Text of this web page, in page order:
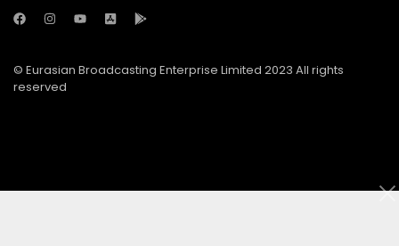
© Eurasian Broadcasting Enterprise Limited 2023 All rights
reserved